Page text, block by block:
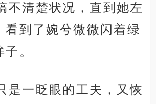
不清楚状况，直到她左
看到了婉兮微微闪着绿
。
是一眨眼的工夫，又恢